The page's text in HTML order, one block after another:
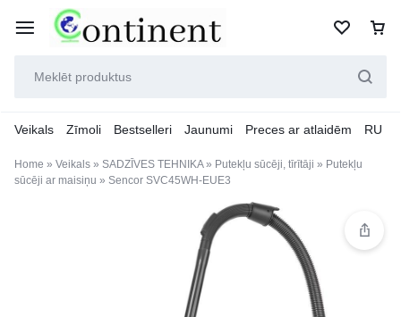
Veikals Zīmoli Bestselleri Jaunumi Preces ar atlaidēm RU
Home » Veikals » SADZĪVES TEHNIKA» Putekļu sūcēji, tīrītāji » Putekļu
sūcēji ar maisiņu » Sencor SVC45WH-EUE3